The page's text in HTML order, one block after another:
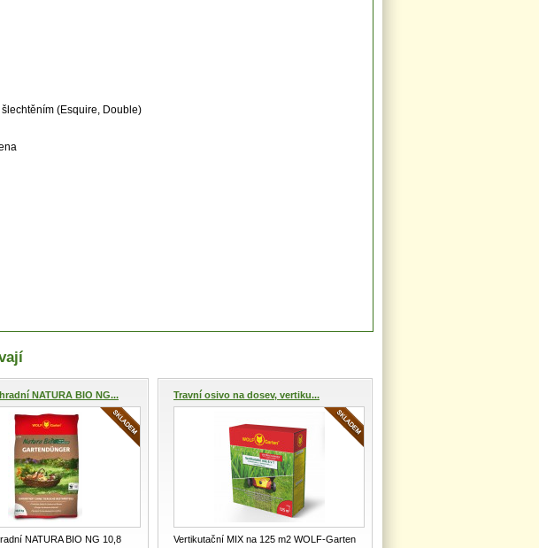
(Esquire, Double)
NATURA BIO NG...
NATURA BIO NG 10,8
Travní osivo na dosev, vertiku...
Vertikutační MIX na 125 m2 WOLF-Garten